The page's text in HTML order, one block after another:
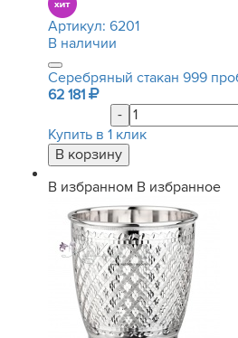
Артикул: 6201
В наличии
Серебряный стакан 999
62 181
-
Купить в 1 клик
В избранном В избранное